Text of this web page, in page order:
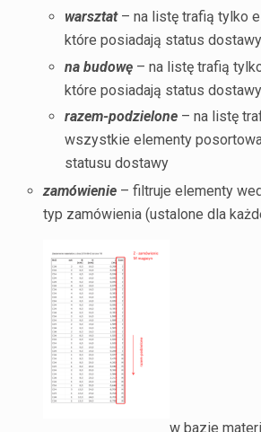
warsztat– na listę trafią tylko
które posiadają status dostawy
na budowę – na listę trafią
które posiadają status
razem-podzielone – na listę
wszystkie elementy
statusu dostawy
zamówienie – filtruje elementy
typ zamówienia (ustalone dla
w bazie